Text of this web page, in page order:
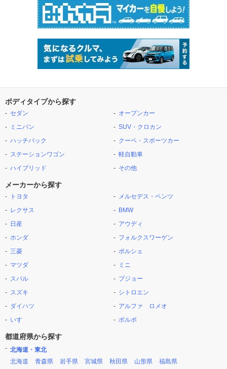
ボディタイプから探す
セダン
ミニバン
ハッチバック
ステーションワゴン
ハイブリッド
オープンカー
SUV・クロカン
クーペ・スポーツカー
軽自動車
その他
メーカーから探す
トヨタ
レクサス
日産
ホンダ
三菱
マツダ
スバル
スズキ
ダイハツ
いすゞ
メルセデス・ベンツ
BMW
アウディ
フォルクスワーゲン
ポルシェ
ミニ
プジョー
シトロエン
アルファ ロメオ
ボルボ
都道府県から探す
北海道・東北
北海道
青森県 岩手県 宮城県 秋田県 山形県 福島県